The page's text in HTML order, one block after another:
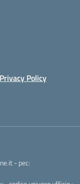
Privacy Policy
- pec: